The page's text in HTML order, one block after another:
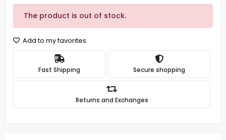
The product is out of stock.
Add to my favorites
Fast Shipping Secure shopping
Returns and Exchanges